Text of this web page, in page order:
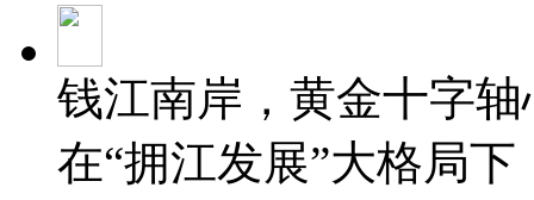
钱江南岸，黄金十字
在“拥江发展”大格局